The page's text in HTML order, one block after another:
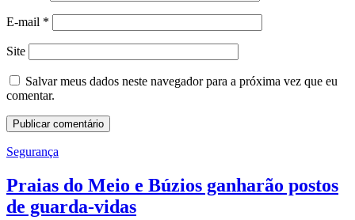
E-mail *
Site
Salvar meus dados neste navegador para a próxima vez que eu
comentar.
Segurança
Praias do Meio e Búzios ganharão postos
de guarda-vidas